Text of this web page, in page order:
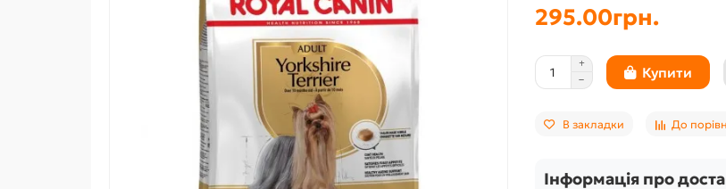
295.00грн.
Купити
В закладки До
Інформація про